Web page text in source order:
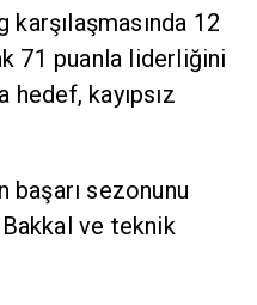
karşılaşmasında 12
71 puanla liderliğini
hedef, kayıpsız
başarı sezonunu
ve teknik